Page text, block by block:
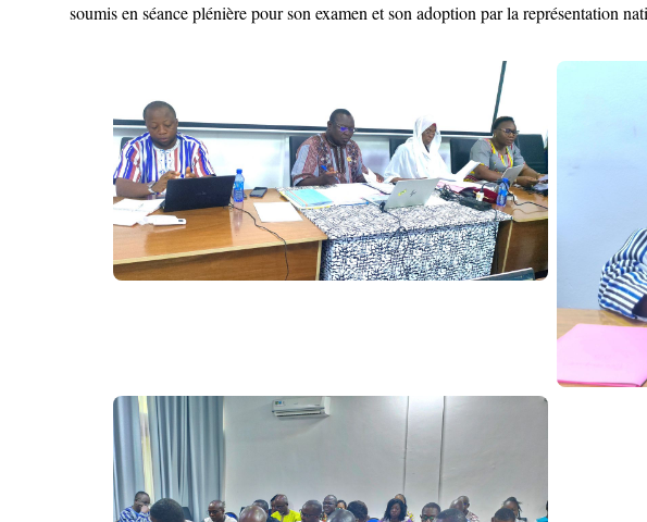
soumis en séance plénière pour son examen et son adoption par la représentation